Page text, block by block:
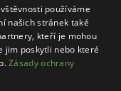
používáme
našich stránek také
kteří je mohou
jim poskytli nebo které
Zásady ochrany